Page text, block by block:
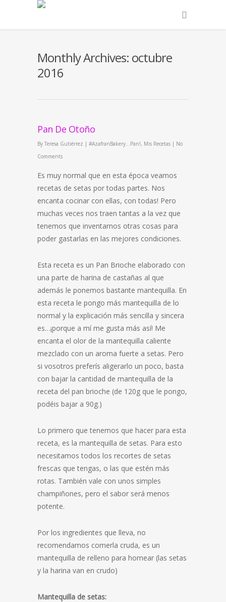
Monthly Archives: octubre
2016
Pan De Otoño
By Teresa Gutiérrez | #AzafranBakery...Pan!, Mis Recetas | No
Comments
Es muy normal que en esta época veamos
recetas de setas por todas partes. Nos
encanta cocinar con ellas, con todas! Pero
muchas veces nos traen tantas a la vez que
tenemos que inventarnos otras cosas para
poder gastarlas en las mejores condiciones.
Esta receta es un Pan Brioche elaborado con
una parte de harina de castañas al que
además le ponemos bastante mantequilla. En
esta receta le pongo más mantequilla de lo
normal y la explicación más sencilla y sincera
es…¡porque a mí me gusta más así! Me
encanta el olor de la mantequilla caliente
mezclado con un aroma fuerte a setas. Pero
si vosotros preferís aligerarlo un poco, basta
con bajar la cantidad de mantequilla de la
receta del pan brioche (de 120g que le pongo,
podéis bajar a 90g.)
Lo primero que tenemos que hacer para esta
receta, es la mantequilla de setas. Para esto
necesitamos todos los recortes de setas
frescas que tengas, o las que estén más
rotas. También vale con unos simples
champiñones, pero el sabor será menos
potente.
Por los ingredientes que lleva, no
recomendamos comerla cruda, es un
mantequilla de relleno para hornear (las setas
y la harina van en crudo)
Mantequilla de setas: